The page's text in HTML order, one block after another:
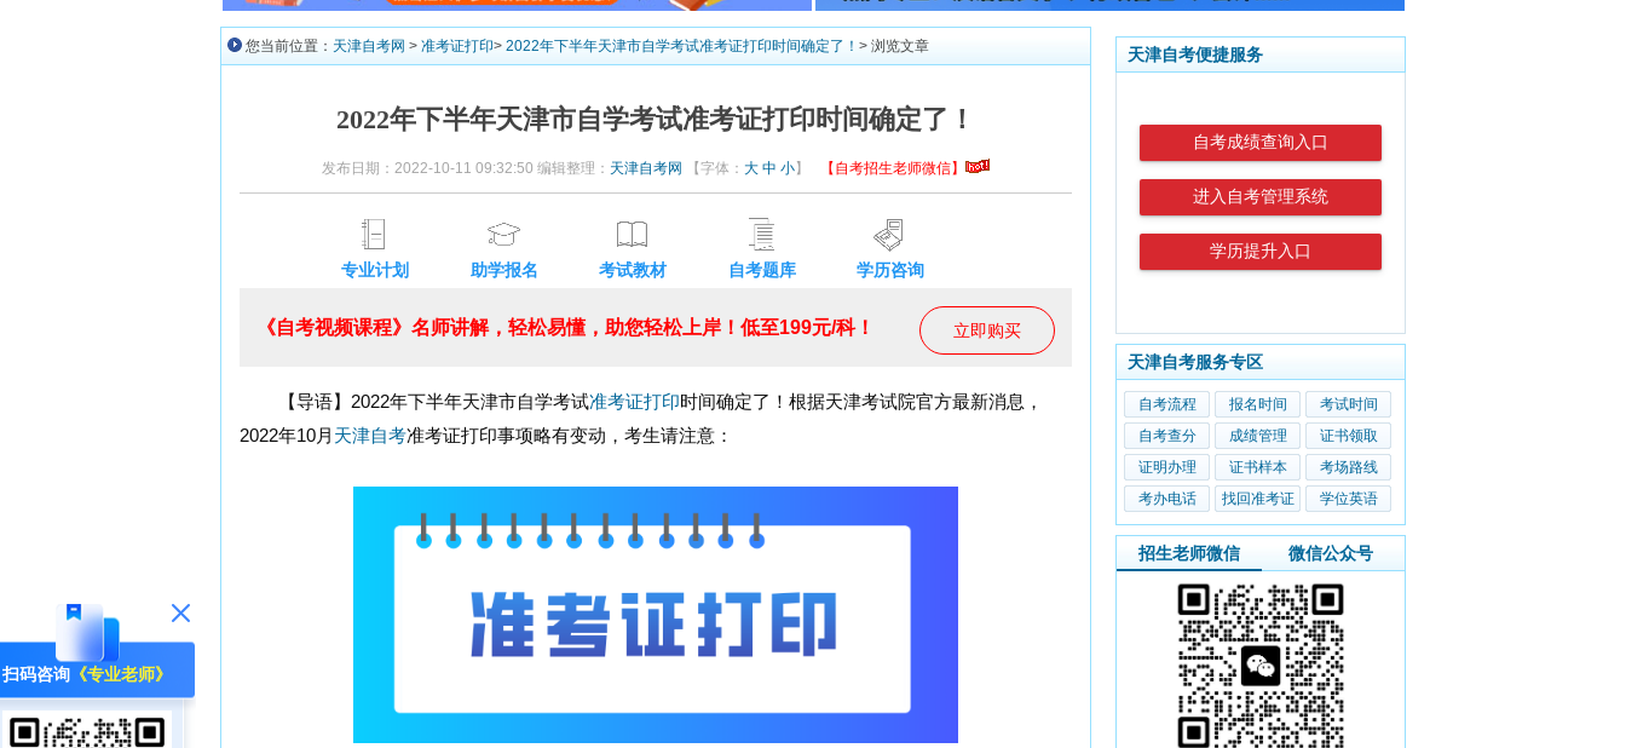
扫码咨询 《专业老师》
您当前位置： 天津自考网 > 准考证打印> 2022年下半年天津市自学考试准考证打印时间确定了！ > 浏览文章
2022年下半年天津市自学考试准考证打印时间确定了！
发布日期：2022-10-11 09:32:50 编辑整理： 天津自考网 【字体： 大 中 小】 【自考招生老师微信】
专业计划 助学报名 考试教材 自考题库 学历咨询
立即购买
《自考视频课程》名师讲解，轻松易懂，助您轻松上岸！低至199元/科！
【导语】2022年下半年天津市自学考试准考证打印时间确定了！根据天津考试院官方最新消息，
2022年10月 天津自考准考证打印事项略有变动，考生请注意：
天津自考便捷服务
自考成绩查询入口
进入自考管理系统
学历提升入口
天津自考服务专区
自考流程 报名时间
考试时间
自考查分
成绩管理
证书领取
证明办理
证书样本
考场路线
考办电话
找回准考证 学位英语
招生老师微信 微信公众号